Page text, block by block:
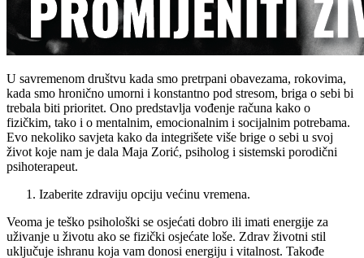
U savremenom društvu kada smo pretrpani obavezama, rokovima,
kada smo hronično umorni i konstantno pod stresom, briga o sebi bi
trebala biti prioritet. Ono predstavlja vođenje računa kako o
fizičkim, tako i o mentalnim, emocionalnim i socijalnim potrebama.
Evo nekoliko savjeta kako da integrišete više brige o sebi u svoj
život koje nam je dala Maja Zorić, psiholog i sistemski porodični
psihoterapeut.
Izaberite zdraviju opciju većinu vremena.
Veoma je teško psihološki se osjećati dobro ili imati energije za
uživanje u životu ako se fizički osjećate loše. Zdrav životni stil
uključuje ishranu koja vam donosi energiju i vitalnost. Takođe